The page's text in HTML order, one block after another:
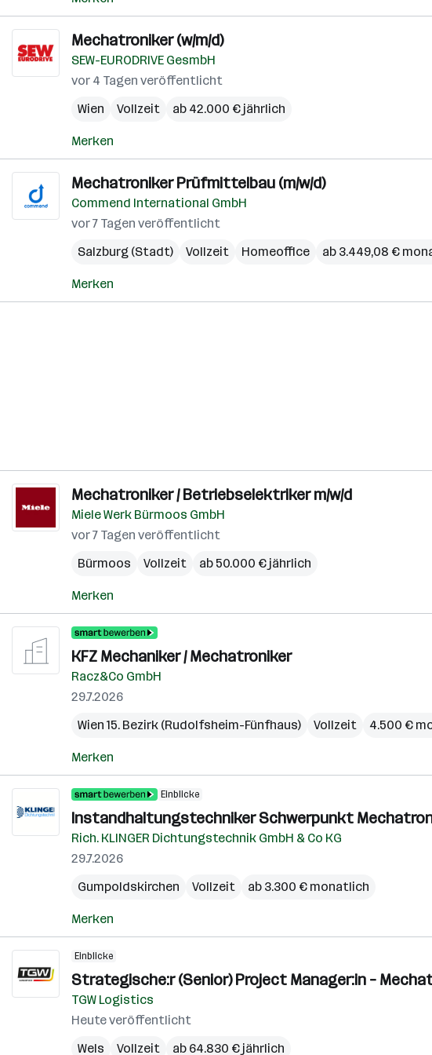
Mechatroniker (w/m/d)
SEW-EURODRIVE GesmbH
vor 4 Tagen veröffentlicht
Wien
Vollzeit ab 42.000 € jährlich
Merken
Mechatroniker Prüfmittelbau (m/w/d)
Commend International GmbH
vor 7 Tagen veröffentlicht
Salzburg (Stadt)
Vollzeit Homeoffice ab 3.449,08 €
Merken
Mechatroniker / Betriebselektriker m/w/d
Miele Werk Bürmoos GmbH
vor 7 Tagen veröffentlicht
Bürmoos
Vollzeit ab 50.000 € jährlich
Merken
KFZ Mechaniker / Mechatroniker
Racz&Co GmbH
29.7.2026
Wien 15. Bezirk (Rudolfsheim-Fünfhaus)
Vollzeit 4.500 €
Merken
Einblicke
Instandhaltungstechniker Schwerpunkt
Rich. KLINGER Dichtungstechnik GmbH & Co KG
29.7.2026
Gumpoldskirchen
Vollzeit ab 3.300 € monatlich
Merken
Einblicke
Strategische:r (Senior) Project Manager:in –
TGW Logistics
Heute veröffentlicht
Wels
Vollzeit ab 64.830 € jährlich